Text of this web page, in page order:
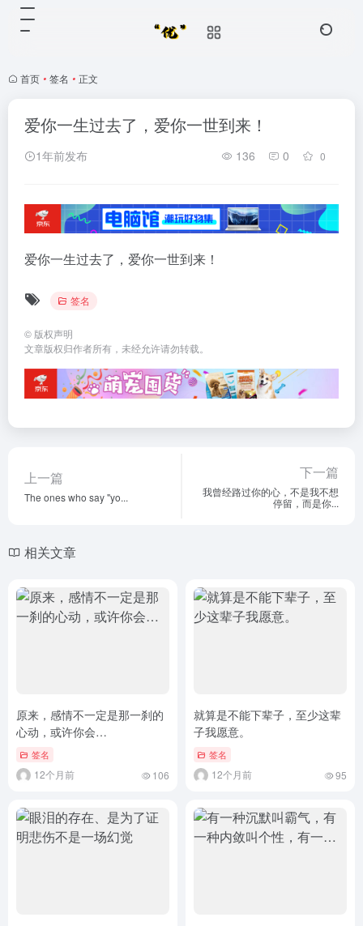
首页 • 签名 • 正文
爱你一生过去了，爱你一世到来！
1年前发布 136 0 0
爱你一生过去了，爱你一世到来！
签名
© 版权声明
文章版权归作者所有，未经允许请勿转载。
上一篇
The ones who say "yo...
下一篇
我曾经路过你的心，不是我不想
停留，而是你...
相关文章
原来，感情不一定是那一刹的
心动，或许你会…
签名
12个月前 106
就算是不能下辈子，至少这辈
子我愿意。
签名
12个月前 95